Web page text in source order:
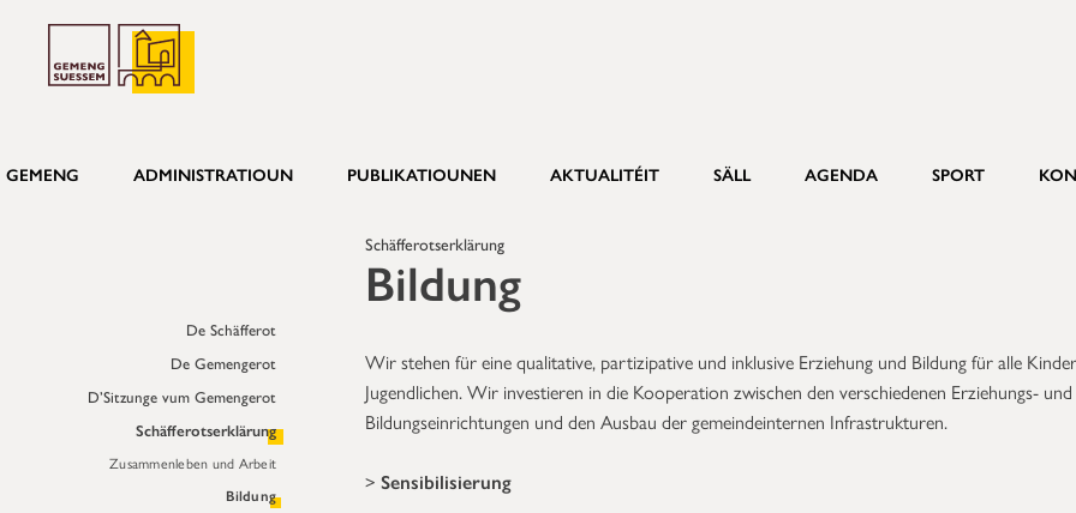
GEMENG ADMINISTRATIOUN PUBLIKATIOUNEN AKTUALITÉIT SÄLL AGENDA SPORT
De Schäfferot
De Gemengerot
D’Sitzunge vum Gemengerot
Schäfferotserklärung
Zusammenleben und Arbeit
Bildung
Schäfferotserklärung
Bildung
Wir stehen für eine qualitative, partizipative und inklusive Erziehung und Bildung für alle
Jugendlichen. Wir investieren in die Kooperation zwischen den verschiedenen Erziehungs- und
Bildungseinrichtungen und den Ausbau der gemeindeinternen Infrastrukturen.
> Sensibilisierung